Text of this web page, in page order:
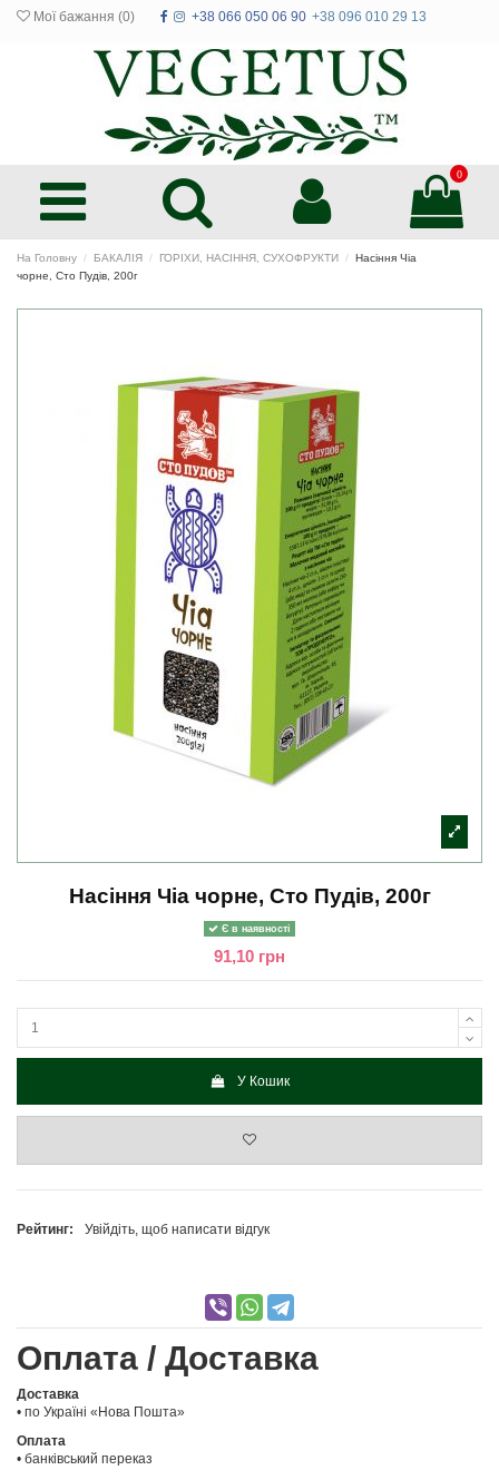
Мої бажання (0) +38 066 050 06 90 +38 096 010 29 13
0
На Головну БАКАЛІЯ ГОРІХИ, НАСІННЯ, СУХОФРУКТИ
Насіння Чіа
чорне, Сто Пудів, 200г
Насіння Чіа чорне, Сто Пудів, 200г
Є в наявності
91,10 грн
У Кошик
Рейтинг: Увійдіть, щоб написати відгук
Оплата / Доставка
Доставка
• по Україні «Нова Пошта»
Оплата
• банківський переказ